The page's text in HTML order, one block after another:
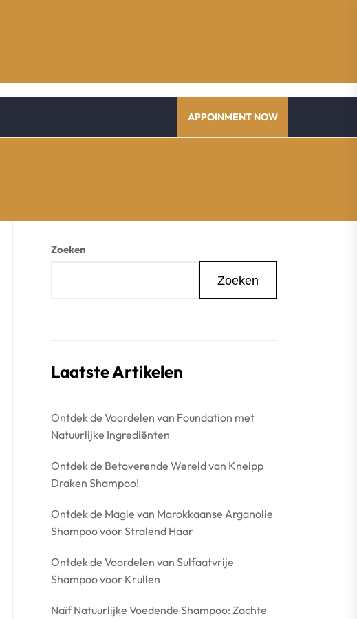
APPOINMENT NOW
Zoeken
Zoeken
Laatste Artikelen
Ontdek de Voordelen van Foundation met
Natuurlijke Ingrediënten
Ontdek de Betoverende Wereld van Kneipp
Draken Shampoo!
Ontdek de Magie van Marokkaanse Arganolie
Shampoo voor Stralend Haar
Ontdek de Voordelen van Sulfaatvrije
Shampoo voor Krullen
Naïf Natuurlijke Voedende Shampoo: Zachte